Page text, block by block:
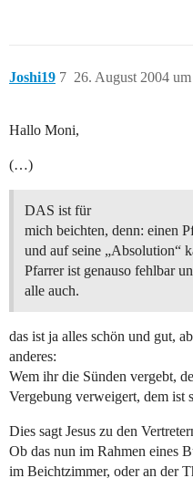
Joshi19 26. August 2004
7
Hallo Moni,
(…)
DAS ist für
mich beichten, denn: einen
und auf seine „Absolution“
Pfarrer ist genauso fehlbar
alle auch.
das ist ja alles schön und gut,
anderes:
Wem ihr die Sünden vergebt,
Vergebung verweigert, dem ist
Dies sagt Jesus zu den
Ob das nun im Rahmen eines
im Beichtzimmer, oder an der